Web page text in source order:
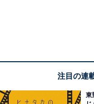
注目の連
東